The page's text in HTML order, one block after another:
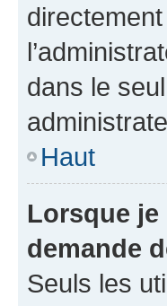
dans le
Haut
Lorsque
demande
Seuls les